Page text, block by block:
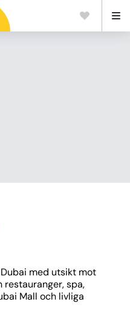
med utsikt mot
restauranger, spa,
Mall och livliga